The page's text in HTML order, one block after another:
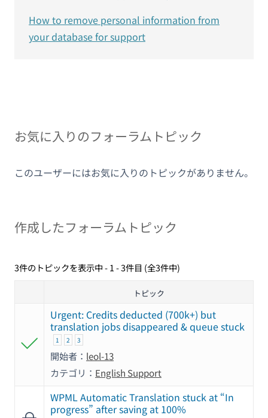
お気に入りのフォーラムトピック
このユーザーにはお気に入りのトピックがありません。
作成したフォーラムトピック
3件のトピックを表示中 - 1 - 3件目 (全3件中)
トピック
Urgent: Credits deducted (700k+) but
translation jobs disappeared & queue stuck
1 2 3
開始者： leol-13
カテゴリ： English Support
WPML Automatic Translation stuck at “In
progress” after saving at 100%
How to remove personal information from
your database for support